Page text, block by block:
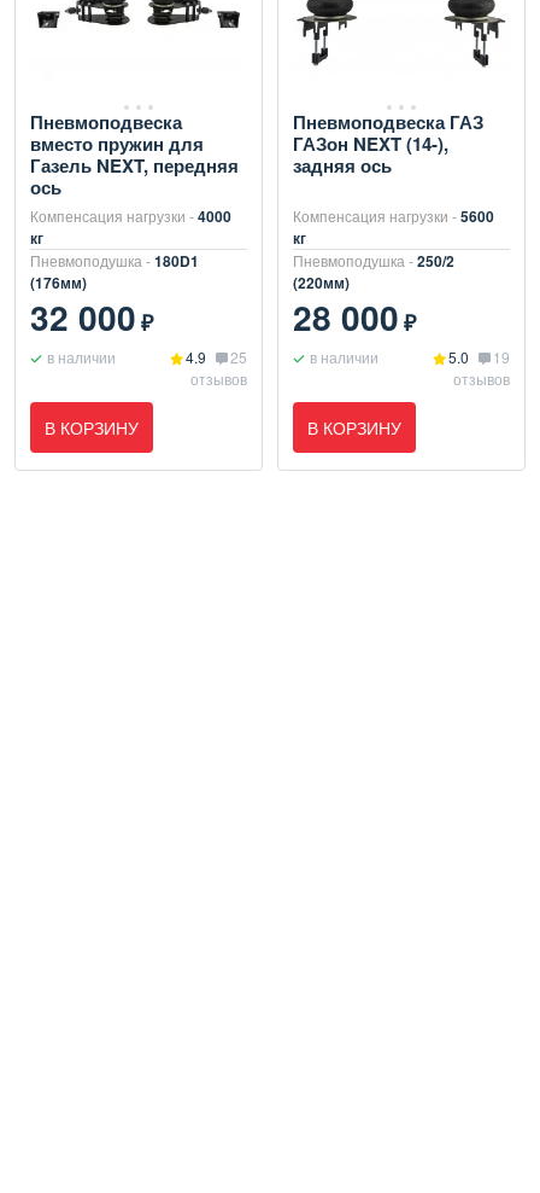
Пневмоподвеска
вместо пружин для
Газель NEXT, передняя
ось
Компенсация нагрузки -4000
кг
Пневмоподушка -180D1
(176мм)
32 000₽
в наличии 4.9
25
отзывов
В КОРЗИНУ
Пневмоподвеска ГАЗ
ГАЗон NEXT (14-),
задняя ось
Компенсация нагрузки -5600
кг
Пневмоподушка -250/2
(220мм)
28 000₽
в наличии 5.0
19
отзывов
В КОРЗИНУ